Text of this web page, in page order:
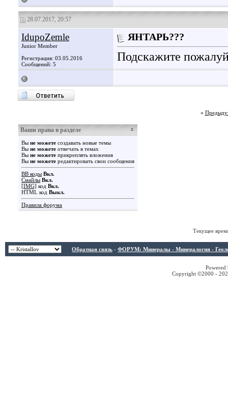
28.07.2017, 20:57
IdupoZemle
Junior Member
Регистрация: 03.05.2016
Сообщений: 5
ЯНТАРЬ???
Подскажите
«
Ваши права в разделе
Вы не можете создавать новые темы
Вы не можете отвечать в темах
Вы не можете прикреплять вложения
Вы не можете редактировать свои сообщения
BB коды Вкл.
Смайлы Вкл.
[IMG] код Вкл.
HTML код Выкл.
Правила форума
Текущее
Обратная связь - ФОРУМ: Минералы - Минералогия -
Copyright ©2000 -